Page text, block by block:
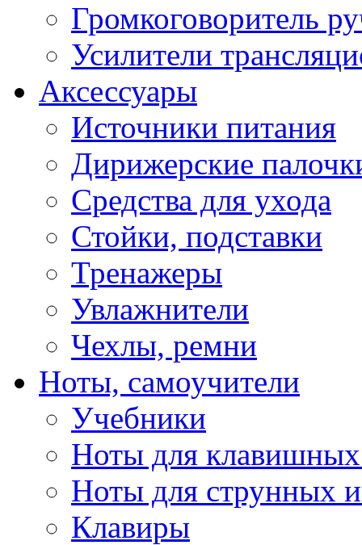
Громкоговоритель
Усилители
Аксессуары
Источники питания
Дирижерские
Средства для ухода
Стойки, подставки
Тренажеры
Увлажнители
Чехлы, ремни
Ноты, самоучители
Учебники
Ноты для клавишных
Ноты для струнных
Клавиры